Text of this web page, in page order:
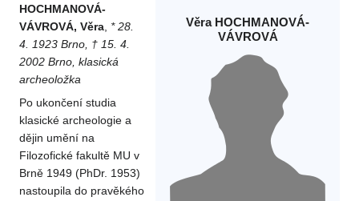
Věra HOCHMANOVÁ-
VÁVROVÁ
HOCHMANOVÁ-
VÁVROVÁ, Věra * 28.
4. 1923 Brno, † 15. 4.
2002 Brno, klasická
archeoložka
Po ukončení studia
klasické archeologie a
dějin umění na
Filozofické fakultě MU v
Brně 1949 (PhDr. 1953)
nastoupila do pravěkého